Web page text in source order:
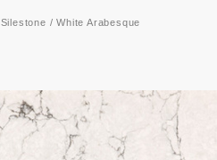
Silestone / White Arabesque